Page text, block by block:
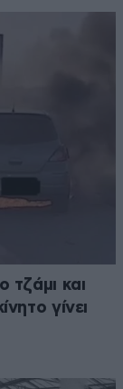
και
γίνει